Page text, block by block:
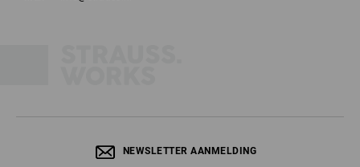
NEWSLETTER AANMELDING